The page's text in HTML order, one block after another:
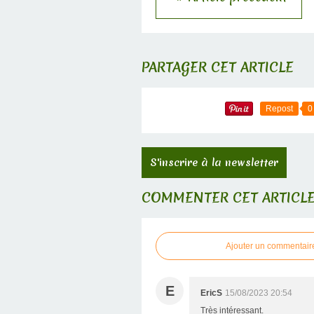
PARTAGER CET ARTICLE
Repost 0
S'inscrire à la newsletter
COMMENTER CET
Ajouter un
E EricS 15/08/2023 20:54
Très intéressant.